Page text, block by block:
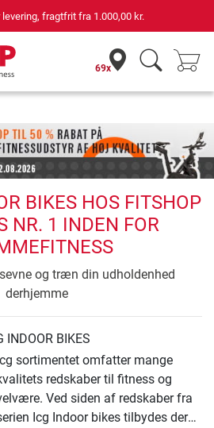
levering, fragtfrit fra 1.000,00 kr.
69x
BIKES HOS FITSHOP
NR. 1 INDEN FOR
og træn din udholdenhed
derhjemme
INDOOR BIKES
Icg sortimentet omfatter mange
redskaber til fitness og
Ved siden af redskaber fra
Icg Indoor bikes tilbydes der